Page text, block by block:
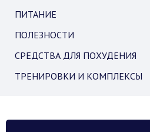
ПИТАНИЕ
ПОЛЕЗНОСТИ
СРЕДСТВА ДЛЯ ПОХУДЕНИЯ
ТРЕНИРОВКИ И КОМПЛЕКСЫ